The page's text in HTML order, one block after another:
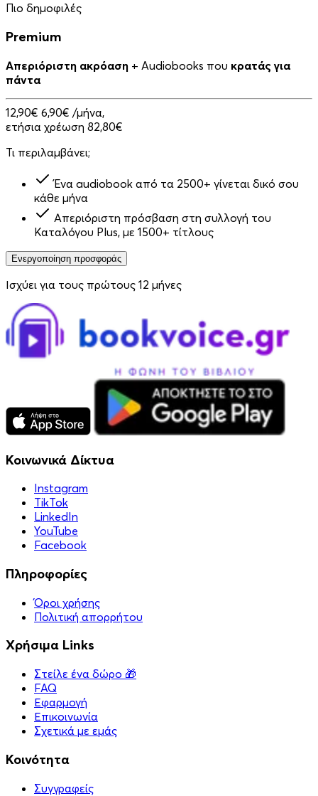
Πιο δημοφιλές
Premium
Απεριόριστη ακρόαση + Audiobooks που κρατάς για
πάντα
12,90€ 6,90€ /μήνα,
ετήσια χρέωση 82,80€
Τι περιλαμβάνει;
Ένα audiobook από τα 2500+ γίνεται δικό σου
κάθε μήνα
Απεριόριστη πρόσβαση στη συλλογή του
Καταλόγου Plus, με 1500+ τίτλους
Ενεργοποίηση προσφοράς
Ισχύει για τους πρώτους 12 μήνες
Κοινωνικά Δίκτυα
Instagram
TikTok
LinkedIn
YouTube
Facebook
Πληροφορίες
Όροι χρήσης
Πολιτική απορρήτου
Χρήσιμα Links
Στείλε ένα δώρο 🎁
FAQ
Εφαρμογή
Επικοινωνία
Σχετικά με εμάς
Κοινότητα
Συγγραφείς